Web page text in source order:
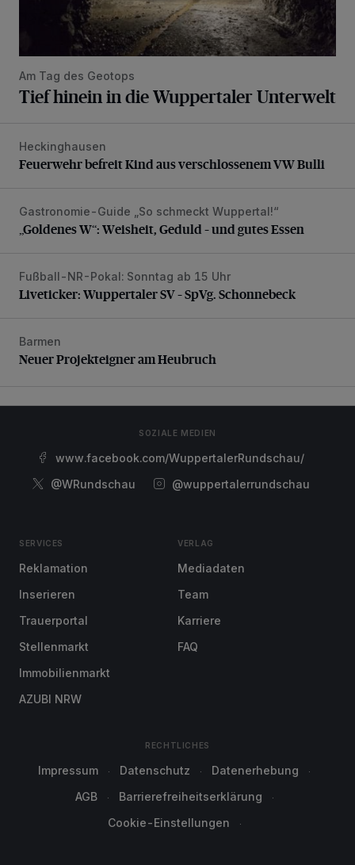
Am Tag des Geotops
Tief hinein in die Wuppertaler Unterwelt
Feuerwehr befreit Kind aus verschlossenem VW Bulli
Heckinghausen
Feuerwehr befreit Kind aus verschlossenem VW Bulli
„Goldenes W“: Weisheit, Geduld – und gutes Essen
Gastronomie-Guide „So schmeckt Wuppertal!“
„Goldenes W“: Weisheit, Geduld – und gutes Essen
Liveticker: Wuppertaler SV – SpVg. Schonnebeck
Fußball-NR-Pokal: Sonntag ab 15 Uhr
Liveticker: Wuppertaler SV – SpVg. Schonnebeck
Neuer Projekteigner am Heubruch
Barmen
Neuer Projekteigner am Heubruch
SOZIALE MEDIEN
www.facebook.com/WuppertalerRundschau/
@WRundschau
@wuppertalerrundschau
SERVICES
Reklamation
Inserieren
Trauerportal
Stellenmarkt
Immobilienmarkt
AZUBI NRW
VERLAG
Mediadaten
Team
Karriere
FAQ
RECHTLICHES
Impressum Datenschutz
Datenerhebung
AGB
Barrierefreiheitserklärung
Cookie-Einstellungen